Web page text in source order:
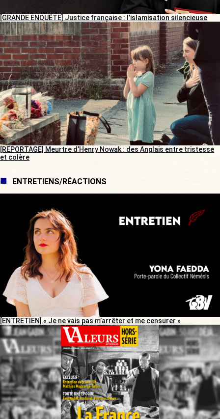
[GRANDE ENQUÊTE] Justice française : l’islamisation silencieuse
[REPORTAGE] Meurtre d’Henry Nowak : des Anglais entre tristesse
et colère
ENTRETIENS/RÉACTIONS
[ENTRETIEN] « Je ne vais pas m’arrêter et me censurer »